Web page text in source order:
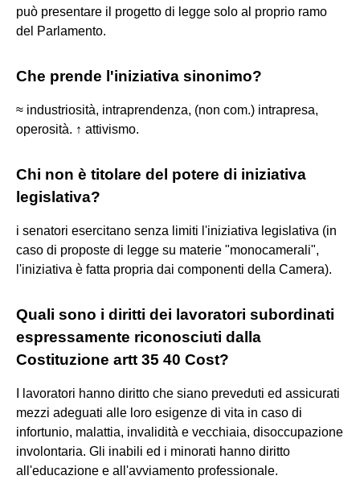
può presentare il progetto di legge solo al proprio ramo
del Parlamento.
Che prende l'iniziativa sinonimo?
≈ industriosità, intraprendenza, (non com.) intrapresa,
operosità. ↑ attivismo.
Chi non è titolare del potere di iniziativa
legislativa?
i senatori esercitano senza limiti l'iniziativa legislativa (in
caso di proposte di legge su materie "monocamerali",
l'iniziativa è fatta propria dai componenti della Camera).
Quali sono i diritti dei lavoratori subordinati
espressamente riconosciuti dalla
Costituzione artt 35 40 Cost?
I lavoratori hanno diritto che siano preveduti ed assicurati
mezzi adeguati alle loro esigenze di vita in caso di
infortunio, malattia, invalidità e vecchiaia, disoccupazione
involontaria. Gli inabili ed i minorati hanno diritto
all'educazione e all'avviamento professionale.